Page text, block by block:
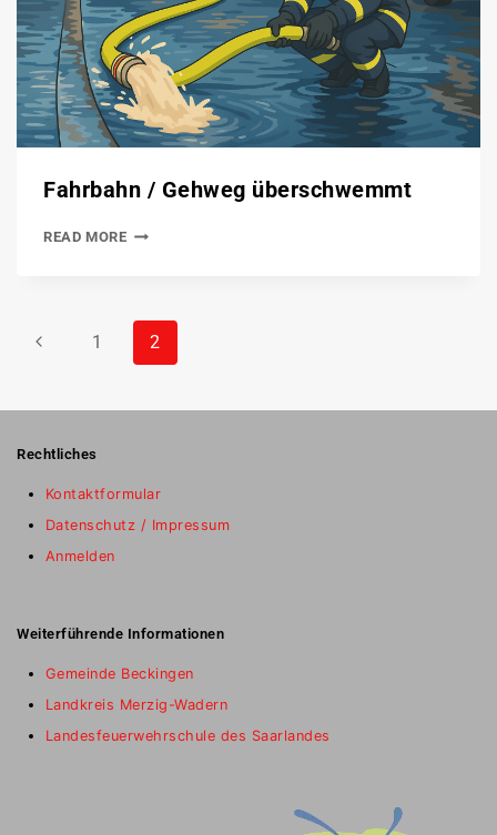
Fahrbahn / Gehweg überschwemmt
READ MORE
1 2
Rechtliches
Kontaktformular
Datenschutz / Impressum
Anmelden
Weiterführende Informationen
Gemeinde Beckingen
Landkreis Merzig-Wadern
Landesfeuerwehrschule des Saarlandes